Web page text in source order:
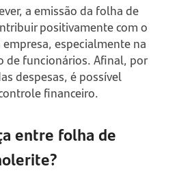
a emissão da folha de
positivamente com o
especialmente na
de funcionários. Afinal, por
despesas, é possível
financeiro.
entre folha de